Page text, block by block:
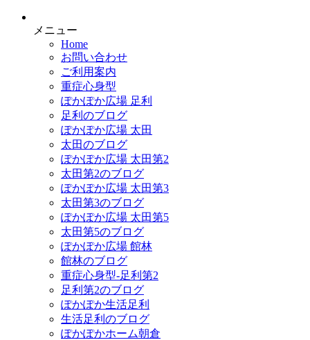
メニュー
Home
お問い合わせ
ご利用案内
重症心身型
ぽかぽか広場 足利
足利のブログ
ぽかぽか広場 太田
太田のブログ
ぽかぽか広場 太田第2
太田第2のブログ
ぽかぽか広場 太田第3
太田第3のブログ
ぽかぽか広場 太田第5
太田第5のブログ
ぽかぽか広場 館林
館林のブログ
重症心身型-足利第2
足利第2のブログ
ぽかぽか生活足利
生活足利のブログ
ぽかぽかホーム朝倉